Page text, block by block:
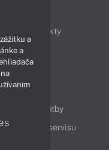
Produkty
a platby
Cenník servisu
a
a